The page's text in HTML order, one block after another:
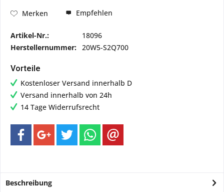
Merken Empfehlen
Artikel-Nr.:
18096
Herstellernummer: 20W5-S2Q700
Vorteile
Kostenloser Versand innerhalb D
Versand innerhalb von 24h
14 Tage Widerrufsrecht
Beschreibung